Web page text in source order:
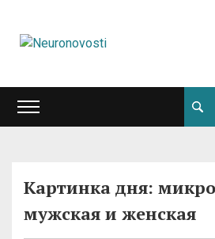
Картинка дня:
мужская и женская